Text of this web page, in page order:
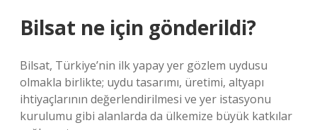
Bilsat ne için gönderildi?
Bilsat, Türkiye’nin ilk yapay yer gözlem uydusu
olmakla birlikte; uydu tasarımı, üretimi, altyapı
ihtiyaçlarının değerlendirilmesi ve yer istasyonu
kurulumu gibi alanlarda da ülkemize büyük katkılar